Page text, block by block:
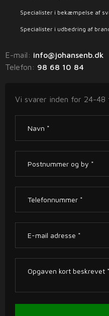
Specialister i bekæmpelse af
Specialister i udbedring af
E-mail: info@johansenb.dk
Telefon: ​ 98 68 10 84
Vi svarer inden for 24-48